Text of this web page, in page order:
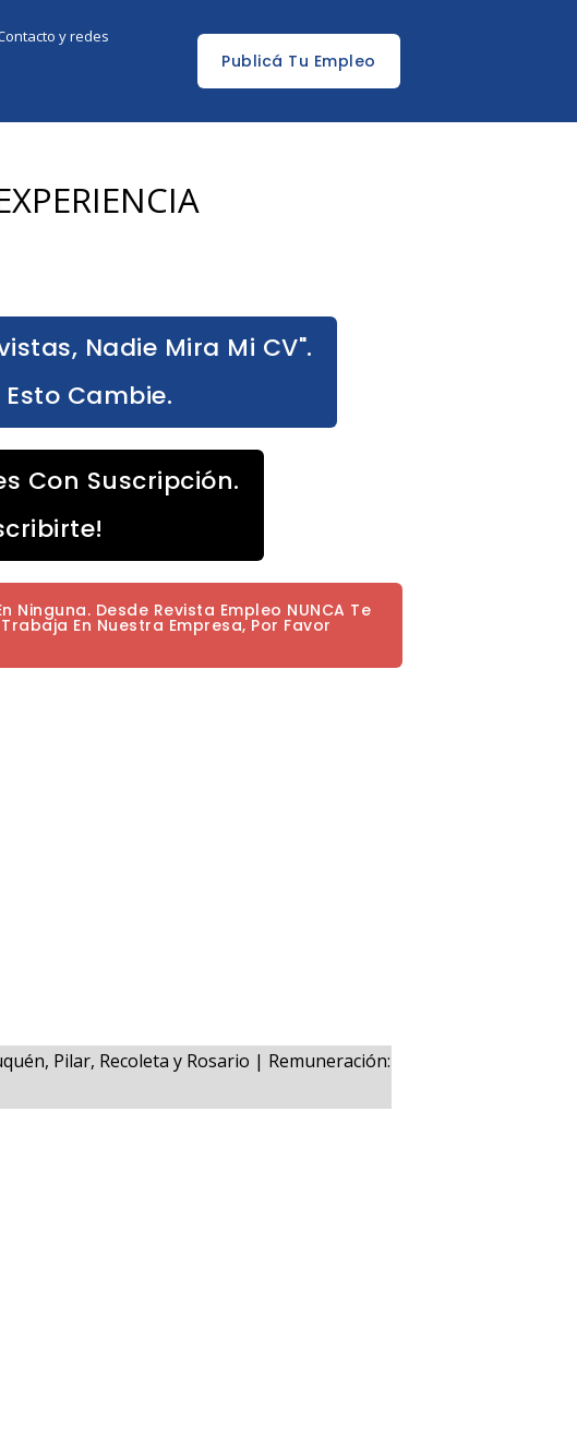
y redes
Publicá Tu Empleo
Nadie Mira Mi CV".
Cambie.
Con Suscripción.
Desde Revista Empleo NUNCA Te
En Nuestra Empresa, Por Favor
Pilar, Recoleta y Rosario | Remuneración: